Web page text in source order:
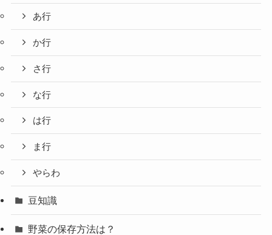
あ行
か行
さ行
な行
は行
ま行
やらわ
豆知識
野菜の保存方法は？